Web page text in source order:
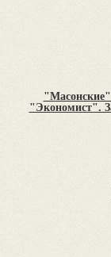
"Масонские"
"Экономист".